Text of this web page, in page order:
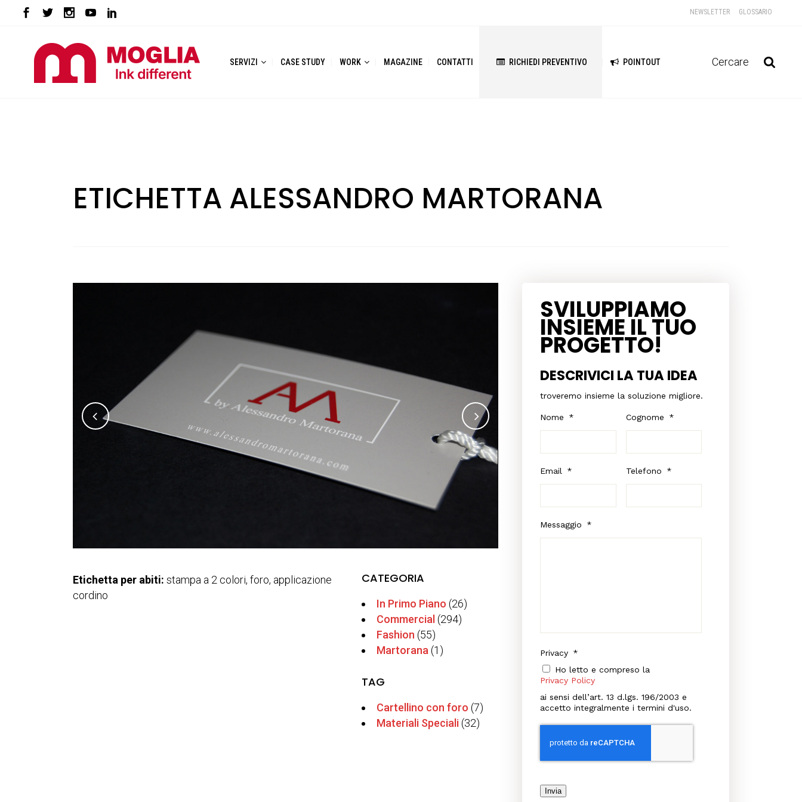
NEWSLETTER GLOSSARIO
Cercare
SERVIZI CASE STUDY WORK MAGAZINE CONTATTI RICHIEDI PREVENTIVO POINTOUT
ETICHETTA ALESSANDRO MARTORANA
Etichetta per abiti: stampa a 2 colori, foro, applicazione
cordino
CATEGORIA
In Primo Piano (26)
Commercial (294)
Fashion (55)
Martorana (1)
TAG
Cartellino con foro (7)
Materiali Speciali(32)
SVILUPPIAMO
INSIEME IL TUO
PROGETTO!
DESCRIVICI LA TUA IDEA
troveremo insieme la soluzione migliore.
Nome * Cognome *
Email * Telefono *
Messaggio *
Privacy *
Ho letto e compreso la
Privacy Policy
ai sensi dell’art. 13 d.lgs. 196/2003 e
accetto integralmente i termini d'uso.
Invia